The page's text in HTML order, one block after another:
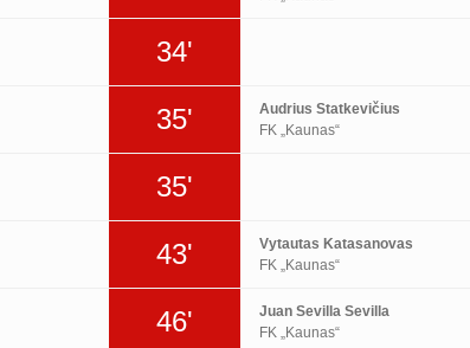
34'
35'
Audrius Statkevičius
FK „Kaunas“
35'
43'
Vytautas Katasanovas
FK „Kaunas“
46'
Juan Sevilla Sevilla
FK „Kaunas“